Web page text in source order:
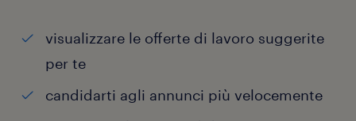
visualizzare le offerte di lavoro suggerite
per te
candidarti agli annunci più velocemente